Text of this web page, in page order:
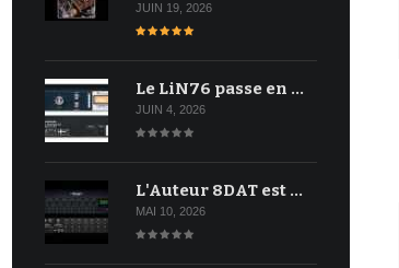
JUIN 19, 2026
Le LiN76 passe en …
JUIN 4, 2026
L'Auteur 8DAT est …
MAI 10, 2026